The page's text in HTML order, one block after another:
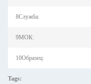
8Служба:
9МОК:
10Образец:
Tags: